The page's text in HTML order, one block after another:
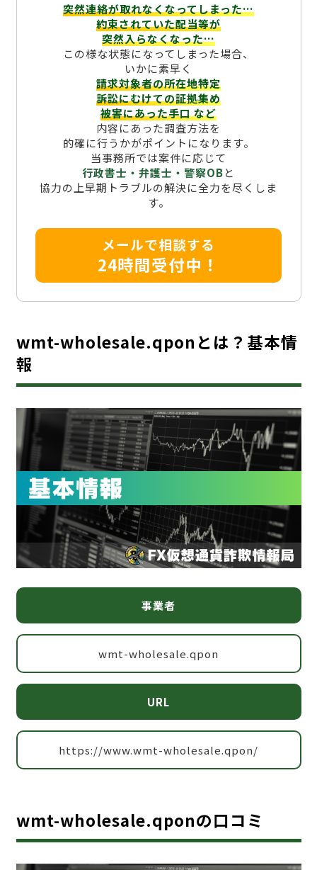
突然連絡が取れなくなってしまった…
約束されていた配当等が
突然入らなくなった…
この様な状態になってしまった場合、
いかに素早く
請求対象者の所在地特定
訴訟にむけての証拠集め
被害にあった手口など
内容にあった調査方法を
的確に行うかがポイントになります。
当事務所では案件に応じて
行政書士・弁護士・警察OBと
協力の上早期トラブルの解決に全力を尽くしま
す。
メールで相談する
24時間受付中！
wmt-wholesale.qponとは？基本情
報
事業者
wmt-wholesale.qpon
URL
https://www.wmt-wholesale.qpon/
wmt-wholesale.qponの口コミ